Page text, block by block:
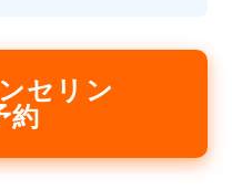
セリン
約